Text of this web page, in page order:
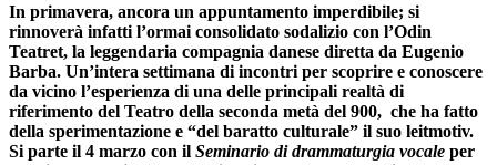
In primavera, ancora un appuntamento imperdibile; si
rinnoverà infatti l’ormai consolidato sodalizio con l’Odin
Teatret, la leggendaria compagnia danese diretta da Eugenio
Barba. Un’intera settimana di incontri per scoprire e conoscere
da vicino l’esperienza di una delle principali realtà di
riferimento del Teatro della seconda metà del 900, che ha fatto
della sperimentazione e “del baratto culturale” il suo leitmotiv.
Si parte il 4 marzo con il Seminario di drammaturgia vocale per